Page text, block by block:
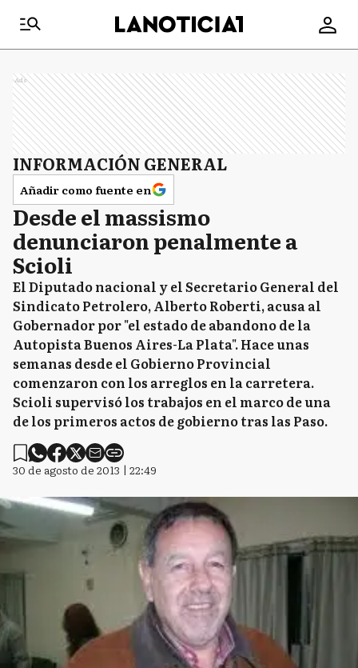
Ads
INFORMACIÓN GENERAL
Añadir como fuente en
Desde el massismo
denunciaron penalmente a
Scioli
El Diputado nacional y el Secretario General del
Sindicato Petrolero, Alberto Roberti, acusa al
Gobernador por "el estado de abandono de la
Autopista Buenos Aires-La Plata". Hace unas
semanas desde el Gobierno Provincial
comenzaron con los arreglos en la carretera.
Scioli supervisó los trabajos en el marco de una
de los primeros actos de gobierno tras las Paso.
30 de agosto de 2013 | 22:49